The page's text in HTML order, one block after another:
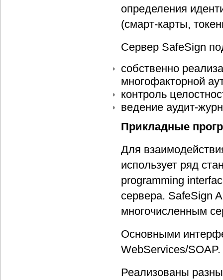
определения
(смарт-карты,
Сервер SafeSign
собственно
многофакторной
контроль
ведение аудит-
Прикладные
Для
использует ряд
programming
сервера. SafeSign
многочисленным
Основными
WebServices/SOAP.
Реализованы